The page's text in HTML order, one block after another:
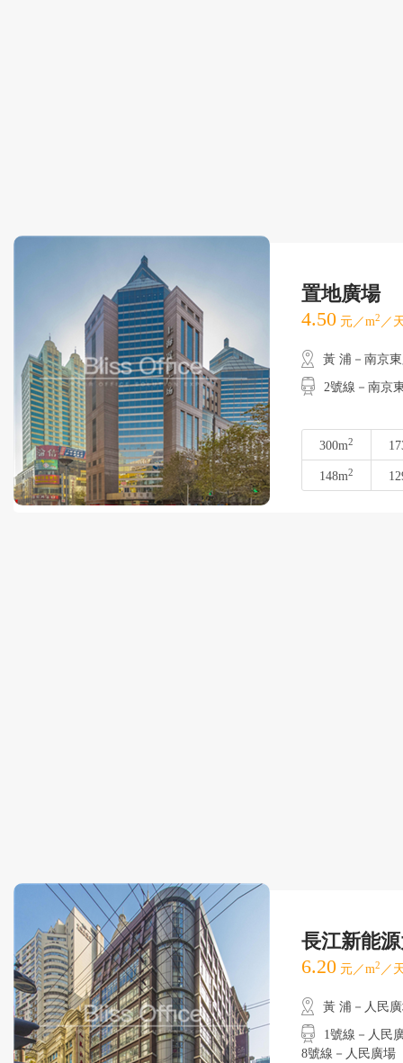
置地廣場
4.50 元／m2 ／
黃 浦－南京
2號線－南京東
300m2
148m2
長江新能
6.20 元／m2 ／
黃 浦－人民
1號線－人民廣
8號線－人民廣場